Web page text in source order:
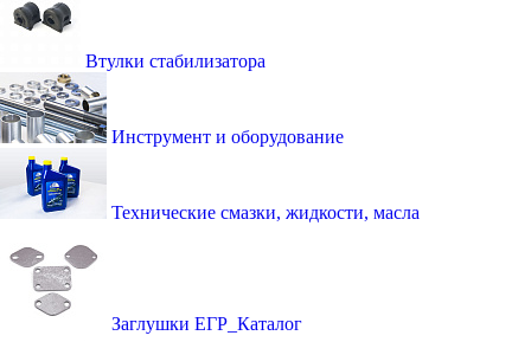
Втулки стабилизатора
Инструмент и оборудование
Технические смазки, жидкости, масла
Заглушки ЕГР_Каталог